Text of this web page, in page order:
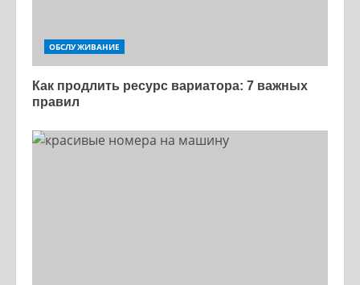
ОБСЛУЖИВАНИЕ
Как продлить ресурс вариатора: 7 важных
правил